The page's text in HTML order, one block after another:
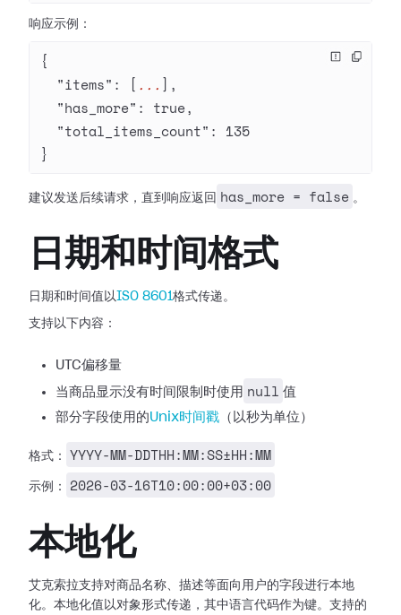
响应示例：
{
  "items"
: [ ... ],
  "has_more"
: true,
  "total_items_count"
: 135
}
建议发送后续请求，直到响应返回 has_more = false 。
日期和时间格式
日期和时间值以ISO 8601格式传递。
支持以下内容：
UTC偏移量
当商品显示没有时间限制时使用 null 值
部分字段使用的Unix时间戳 （以秒为单位）
格式： YYYY-MM-DDTHH:MM:SS±HH:MM
示例： 2026-03-16T10:00:00+03:00
本地化
艾克索拉支持对商品名称、描述等面向用户的字段进行本地
化。本地化值以对象形式传递，其中语言代码作为键。支持的